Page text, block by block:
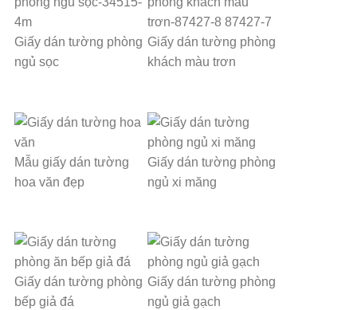
Giấy dán tường phòng
ngủ sọc
Giấy dán tường phòng
khách màu trơn
Mẫu giấy dán tường
hoa văn đẹp
Giấy dán tường phòng
ngủ xi măng
Giấy dán tường phòng
bếp giả đá
Giấy dán tường phòng
ngủ giả gạch